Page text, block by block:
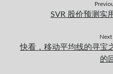
SVR 股价预测实
Next
快看，移动平均线的寻宝
的